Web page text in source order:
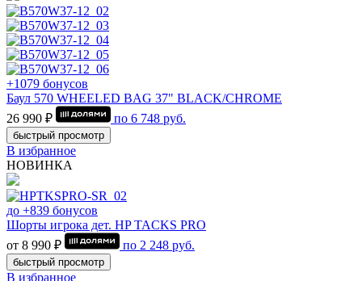
+1079 бонусов
Баул 570 WHEELED BAG 37" BLACK/CHROME
26 990 ₽
по 6 748 руб.
быстрый просмотр
В избранное
НОВИНКА
до +839 бонусов
Шорты игрока дет. HP TACKS PRO
от 8 990 ₽
по 2 248 руб.
быстрый просмотр
В избранное